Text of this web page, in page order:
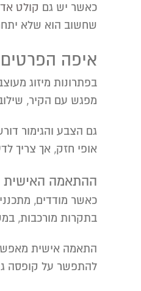
כאשר יש גם קולט
שחשוב הוא שלא
איפה
בפתרונות מיזוג
מפגש עם הקיר,
גם הצבע והגימור
אופי חזק, אך צריך
ההתאמה האישית
כאשר מודדים,
בתקרות מורכבות,
התאמה אישית
להתפשר על קופסה